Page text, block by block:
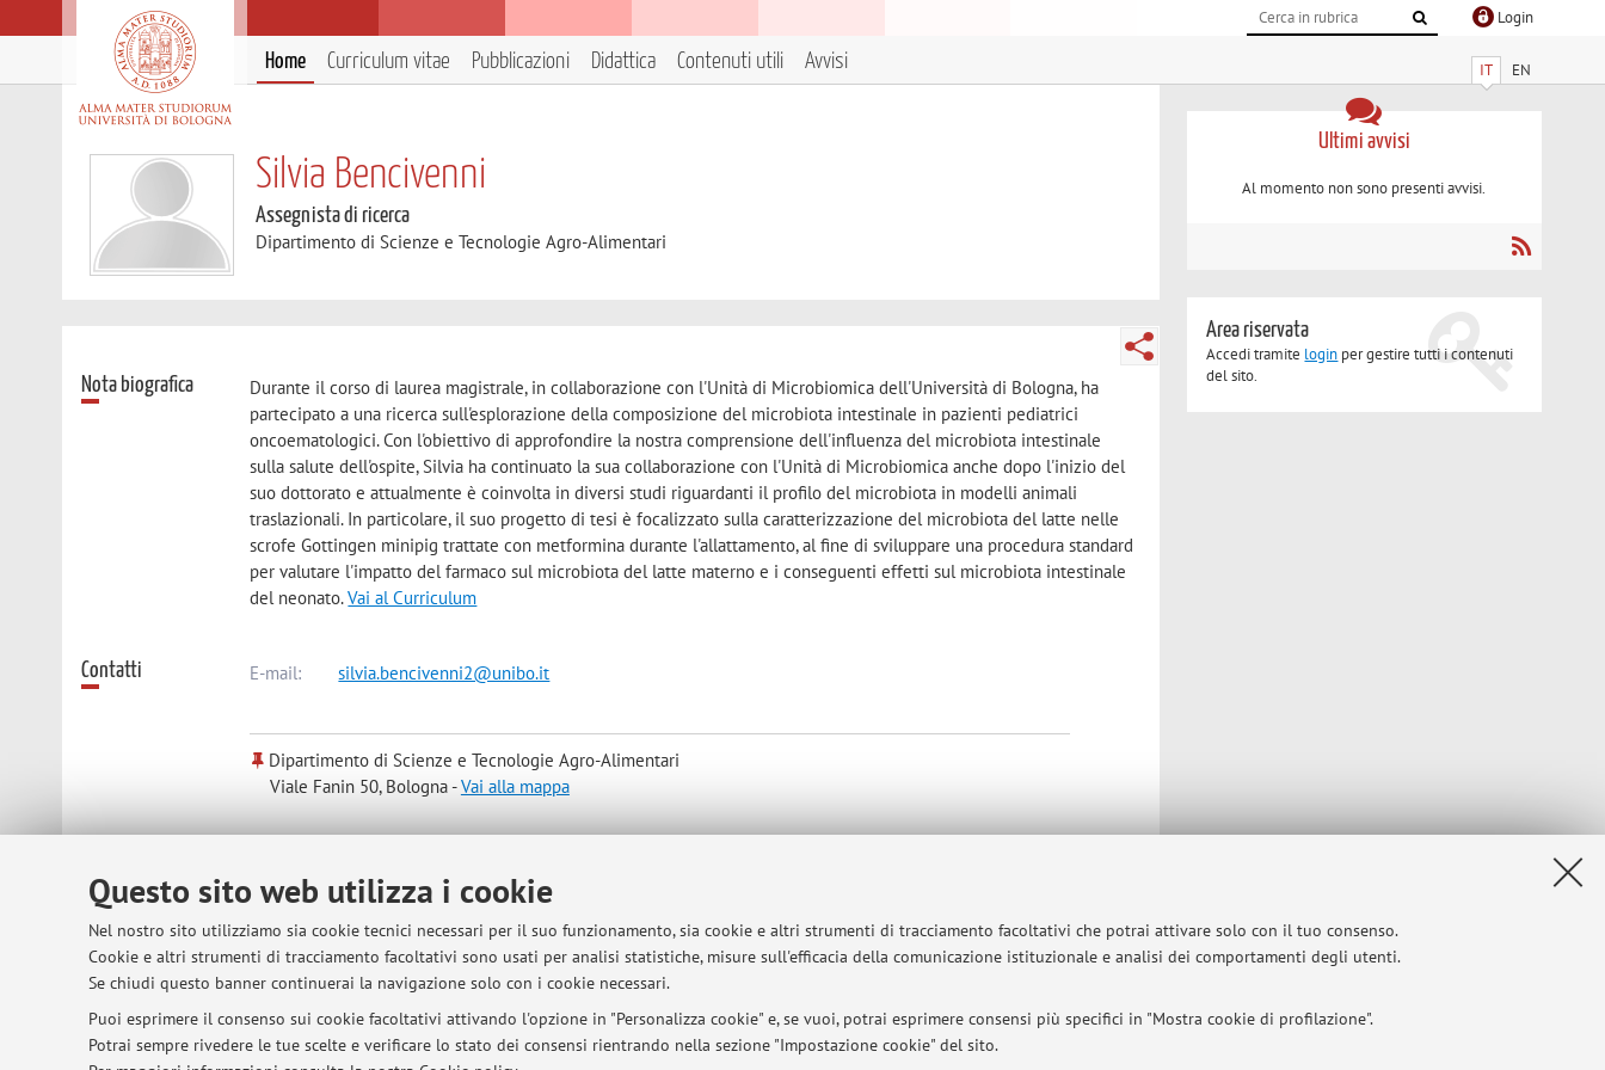
Questo sito web utilizza i cookie
Nel nostro sito utilizziamo sia cookie tecnici necessari per il suo funzionamento, sia cookie e altri strumenti di tracciamento facoltativi che potrai attivare solo con il tuo consenso.
Cookie e altri strumenti di tracciamento facoltativi sono usati per analisi statistiche, misure sull'efficacia della comunicazione istituzionale e analisi dei comportamenti degli utenti.
Se chiudi questo banner continuerai la navigazione solo con i cookie necessari.
Puoi esprimere il consenso sui cookie facoltativi attivando l'opzione in "Personalizza cookie" e, se vuoi, potrai esprimere consensi più specifici in "Mostra cookie di profilazione".
Potrai sempre rivedere le tue scelte e verificare lo stato dei consensi rientrando nella sezione "Impostazione cookie" del sito.
Login
IT EN
Home Curriculum vitae Pubblicazioni Didattica Contenuti utili Avvisi
Silvia Bencivenni
Assegnista di ricerca
Dipartimento di Scienze e Tecnologie Agro-Alimentari
Nota biografica
Durante il corso di laurea magistrale, in collaborazione con l'Unità di Microbiomica dell'Università di Bologna, ha
partecipato a una ricerca sull'esplorazione della composizione del microbiota intestinale in pazienti pediatrici
oncoematologici. Con l'obiettivo di approfondire la nostra comprensione dell'influenza del microbiota intestinale
sulla salute dell'ospite, Silvia ha continuato la sua collaborazione con l'Unità di Microbiomica anche dopo l'inizio del
suo dottorato e attualmente è coinvolta in diversi studi riguardanti il profilo del microbiota in modelli animali
traslazionali. In particolare, il suo progetto di tesi è focalizzato sulla caratterizzazione del microbiota del latte nelle
scrofe Gottingen minipig trattate con metformina durante l'allattamento, al fine di sviluppare una procedura standard
per valutare l'impatto del farmaco sul microbiota del latte materno e i conseguenti effetti sul microbiota intestinale
del neonato.Vai al Curriculum
Contatti E-mail: silvia.bencivenni2@unibo.it
Dipartimento di Scienze e Tecnologie Agro-Alimentari
Viale Fanin 50, Bologna -Vai alla mappa
Ultimi avvisi
Al momento non sono presenti avvisi.
Area riservata
Accedi tramite login per gestire tutti i contenuti
del sito.
© 2026 - ALMA MATER STUDIORUM - Università di Bologna - Via Zamboni, 33 - 40126 Bologna - Partita IVA: 01131710376